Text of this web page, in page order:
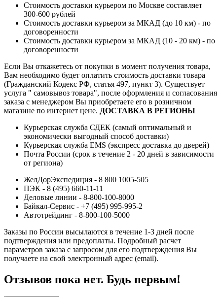
Стоимость доставки курьером по Москве составляет
300-600 рублей
Стоимость доставки курьером за МКАД (до 10 км) - по
договоренности
Стоимость доставки курьером за МКАД (10 - 20 км) - по
договоренности
Если Вы откажетесь от покупки в момент получения товара,
Вам необходимо будет оплатить стоимость доставки товара
(Гражданский Кодекс РФ, статья 497, пункт 3). Существует
услуга " самовывоз товара", после оформления и согласования
заказа с менеджером Вы приобретаете его в розничном
магазине по интернет цене. ДОСТАВКА В РЕГИОНЫ
Курьерская служба СДЕК (самый оптимальный и
экономически выгодный способ доставки)
Курьерская служба EMS (экспресс доставка до дверей)
Почта России (срок в течение 2 - 20 дней в зависимости
от региона)
ЖелДорЭкспедиция - 8 800 1005-505
ПЭК - 8 (495) 660-11-11
Деловые линии - 8-800-100-8000
Байкал-Сервис - +7 (495) 995-995-2
Автотрейдинг - 8-800-100-5000
Заказы по России высылаются в течение 1-3 дней после
подтверждения или предоплаты. Подробный расчет
параметров заказа с запросом для его подтверждения Вы
получаете на свой электронный адрес (email).
Отзывов пока нет. Будь первым!